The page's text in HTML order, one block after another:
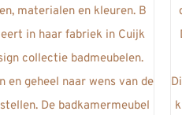
gekozen
worden
op
de
productpagina